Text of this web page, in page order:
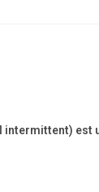
intermittent) est